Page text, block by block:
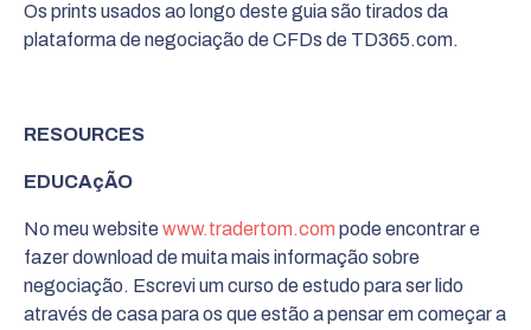
Os prints usados ao longo deste guia são tirados da
plataforma de negociação de CFDs de TD365.com.
RESOURCES
EDUCAçÃO
No meu websitewww.tradertom.com pode encontrar e
fazer download de muita mais informação sobre
negociação. Escrevi um curso de estudo para ser lido
através de casa para os que estão a pensar em começar a